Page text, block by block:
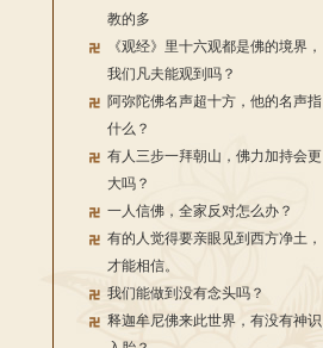
教的多
《观经》里十六观都是佛的境界，
我们凡夫能观到吗？
阿弥陀佛名声超十方，他的名声指
什么？
有人三步一拜朝山，佛力加持会更
大吗？
一人信佛，全家反对怎么办？
有的人觉得要亲眼见到西方净土，
才能相信。
我们能做到没有念头吗？
释迦牟尼佛来此世界，有没有神识